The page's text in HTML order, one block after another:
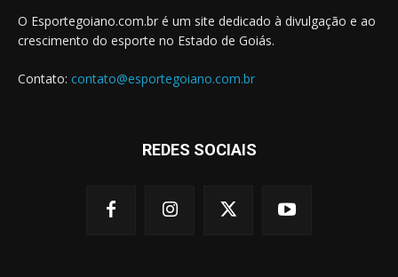
O Esportegoiano.com.br é um site dedicado à divulgação e ao
crescimento do esporte no Estado de Goiás.
Contato: contato@esportegoiano.com.br
REDES SOCIAIS